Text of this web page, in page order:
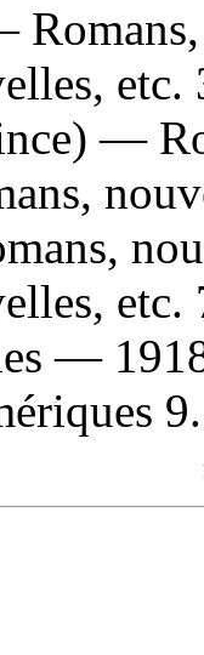
etc.
—
—